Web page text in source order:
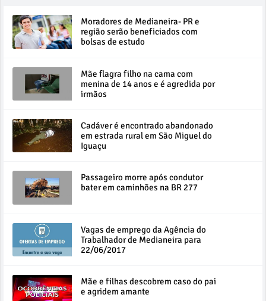
Moradores de Medianeira- PR e
região serão beneficiados com
bolsas de estudo
Mãe flagra filho na cama com
menina de 14 anos e é agredida por
irmãos
Cadáver é encontrado abandonado
em estrada rural em São Miguel do
Iguaçu
Passageiro morre após condutor
bater em caminhões na BR 277
Vagas de emprego da Agência do
Trabalhador de Medianeira para
22/06/2017
Mãe e filhas descobrem caso do pai
e agridem amante